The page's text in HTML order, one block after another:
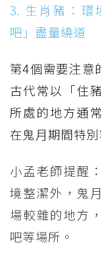
3. 生肖豬：環
吧」盡量繞道
第4個需要注意
古代常以「住
所處的地方通
在鬼月期間特
小孟老師提醒
境整潔外，鬼
場較雜的地方
吧等場所。